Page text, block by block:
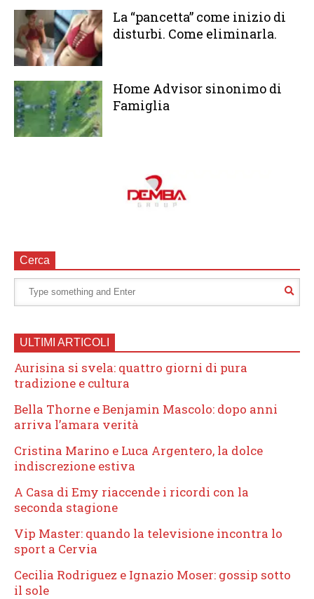
La “pancetta” come inizio di
disturbi. Come eliminarla.
Home Advisor sinonimo di
Famiglia
Cerca
ULTIMI ARTICOLI
Aurisina si svela: quattro giorni di pura
tradizione e cultura
Bella Thorne e Benjamin Mascolo: dopo anni
arriva l’amara verità
Cristina Marino e Luca Argentero, la dolce
indiscrezione estiva
A Casa di Emy riaccende i ricordi con la
seconda stagione
Vip Master: quando la televisione incontra lo
sport a Cervia
Cecilia Rodriguez e Ignazio Moser: gossip sotto
il sole